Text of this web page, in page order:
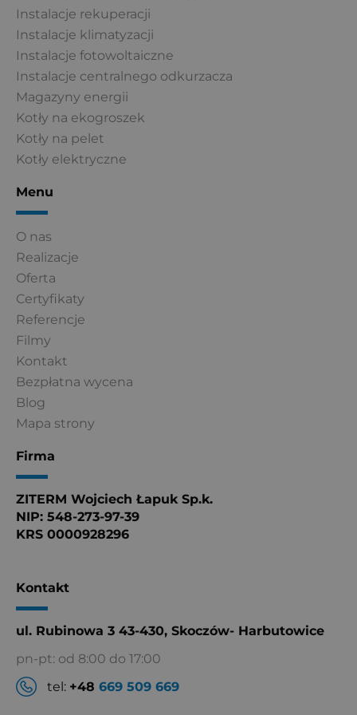
Instalacje rekuperacji
Instalacje klimatyzacji
Instalacje fotowoltaiczne
Instalacje centralnego odkurzacza
Magazyny energii
Kotły na ekogroszek
Kotły na pelet
Kotły elektryczne
Menu
O nas
Realizacje
Oferta
Certyfikaty
Referencje
Filmy
Kontakt
Bezpłatna wycena
Blog
Mapa strony
Firma
ZITERM Wojciech Łapuk Sp.k.
NIP: 548-273-97-39
KRS 0000928296
Kontakt
ul. Rubinowa 3 43-430, Skoczów- Harbutowice
pn-pt: od 8:00 do 17:00
tel: +48 669 509 669